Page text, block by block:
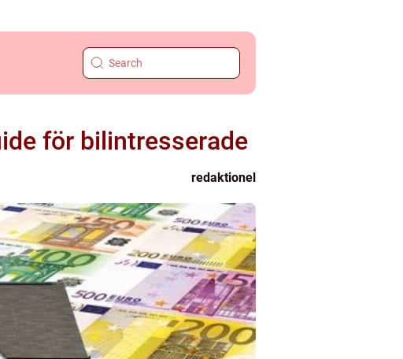
för bilintresserade
redaktionel